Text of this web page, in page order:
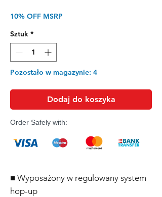
10% OFF MSRP
Sztuk *
Pozostało w magazynie: 4
Dodaj do koszyka
Order Safely with:
■ Wyposażony w regulowany system
hop-up